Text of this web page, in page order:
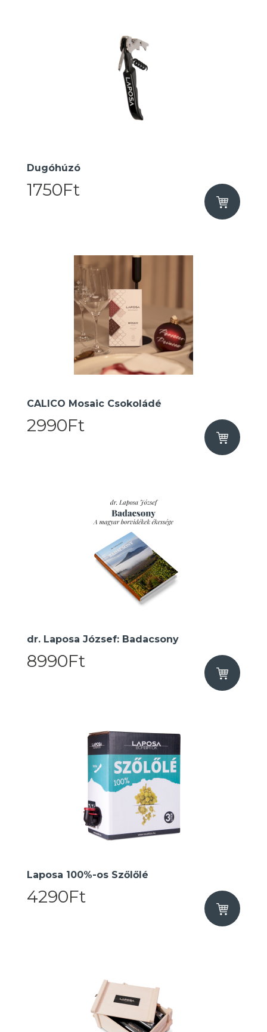
Dugóhúzó
1750Ft
CALICO Mosaic Csokoládé
2990Ft
dr. Laposa József: Badacsony
8990Ft
Laposa 100%-os Szőlőlé
4290Ft